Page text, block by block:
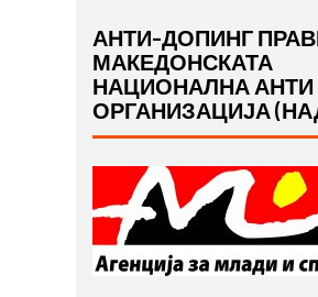
АНТИ-ДОПИНГ
МАКЕДОНСКАТА
НАЦИОНАЛНА АНТИ
ОРГАНИЗАЦИЈА